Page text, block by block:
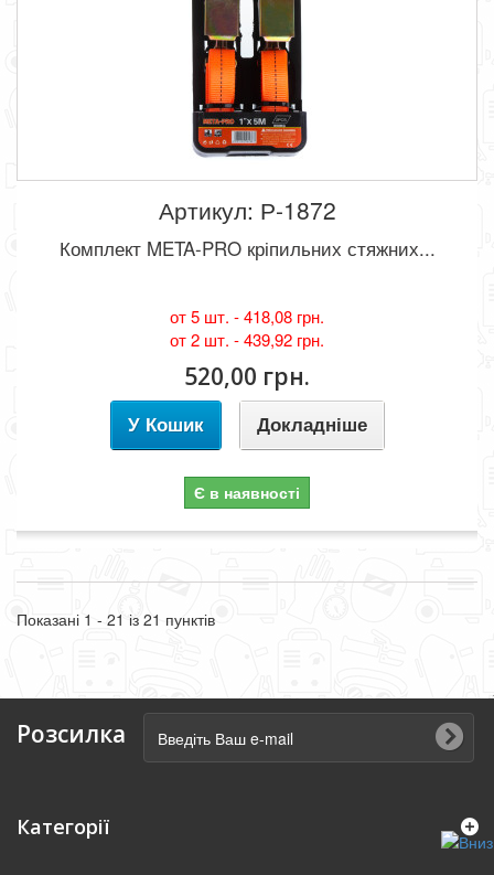
Артикул: Р-1872
Комплект META-PRO кріпильних стяжних...
от 5 шт. -418,08 грн.
от 2 шт. -439,92 грн.
520,00 грн.
У Кошик Докладніше
Є в наявності
Показані 1 - 21 із 21 пунктів
Розсилка
Категорії